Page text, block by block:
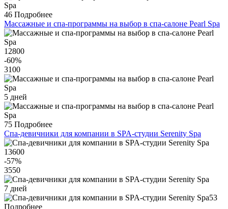
46 Подробнее
Массажные и спа-программы на выбор в спа-салоне Pearl Spa
12800
-60%
3100
5 дней
75 Подробнее
Спа-девичники для компании в SPA-студии Serenity Spa
13600
-57%
3550
7 дней
53
Подробнее